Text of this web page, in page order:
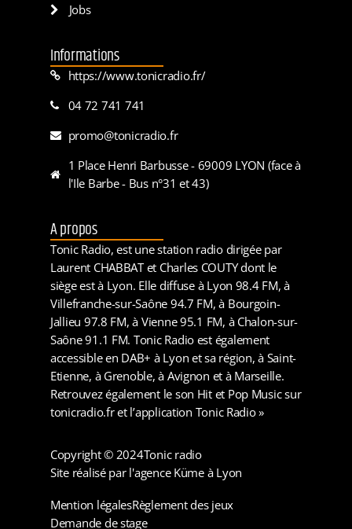
Jobs
Informations
https://www.tonicradio.fr/
04 72 741 741
promo@tonicradio.fr
1 Place Henri Barbusse - 69009 LYON (face à
l'Ile Barbe - Bus n°31 et 43)
A propos
Tonic Radio, est une station radio dirigée par
Laurent CHABBAT et Charles COUTY dont le
siège est à Lyon. Elle diffuse à Lyon 98.4 FM, à
Villefranche-sur-Saône 94.7 FM, à Bourgoin-
Jallieu 97.8 FM, à Vienne 95.1 FM, à Chalon-sur-
Saône 91.1 FM. Tonic Radio est également
accessible en DAB+ à Lyon et sa région, à Saint-
Etienne, à Grenoble, à Avignon et à Marseille.
Retrouvez également le son Hit et Pop Music sur
tonicradio.fr et l’application Tonic Radio »
Copyright © 2024Tonic radio
Site réalisé par l'agence Küme à Lyon
Mention légalesRèglement des jeux
Demande de stage